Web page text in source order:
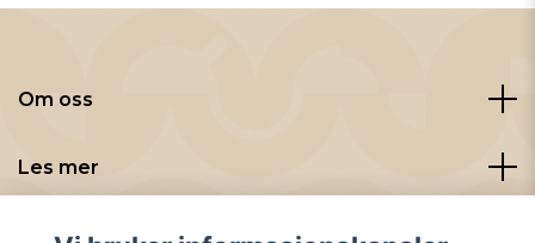
Om oss
Les mer
Sosiale medier